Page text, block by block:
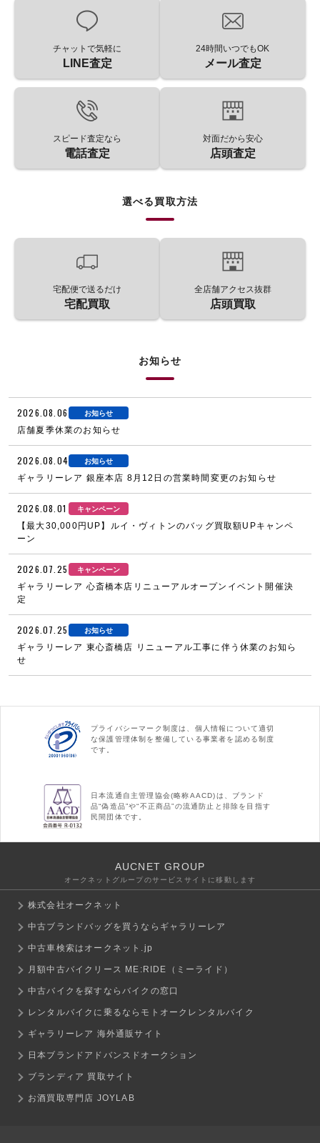
チャットで気軽に
LINE査定
24時間いつでもOK
メール査定
スピード査定なら
電話査定
対面だから安心
店頭査定
選べる買取方法
宅配便で送るだけ
宅配買取
全店舗アクセス抜群
店頭買取
お知らせ
2026.08.06 お知らせ
店舗夏季休業のお知らせ
2026.08.04 お知らせ
ギャラリーレア 銀座本店 8月12日の営業時間変更のお知らせ
2026.08.01 キャンペーン
【最大30,000円UP】ルイ・ヴィトンのバッグ買取額UPキャンペ
ーン
2026.07.25 キャンペーン
ギャラリーレア 心斎橋本店リニューアルオープンイベント開催決
定
2026.07.25 お知らせ
ギャラリーレア 東心斎橋店 リニューアル工事に伴う休業のお知ら
せ
プライバシーマーク制度は、個人情報について適切
な保護管理体制を整備している事業者を認める制度
です。
日本流通自主管理協会(略称AACD)は、ブランド
品“偽造品”や“不正商品”の流通防止と排除を目指す
民間団体です。
AUCNET GROUP
オークネットグループのサービスサイトに移動します
株式会社オークネット
中古ブランドバッグを買うならギャラリーレア
中古車検索はオークネット.jp
月額中古バイクリース ME:RIDE（ミーライド）
中古バイクを探すならバイクの窓口
レンタルバイクに乗るならモトオークレンタルバイク
ギャラリーレア 海外通販サイト
日本ブランドアドバンスドオークション
ブランディア 買取サイト
お酒買取専門店 JOYLAB